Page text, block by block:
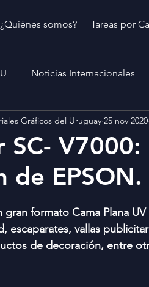
¿Quiénes somos? Tareas por
Noticias Internacionales
SC- V7000:
de EPSON.
Gráficos del Uruguay 25 nov 2020
gran formato Cama Plana
escaparates, vallas
de decoración, entre